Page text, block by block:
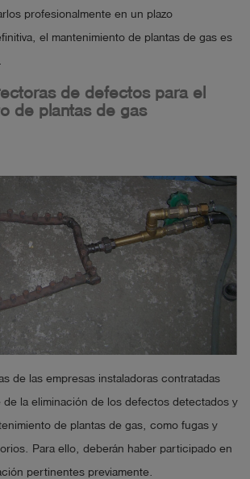
profesionalmente en un plazo
el mantenimiento de plantas de gas es
de defectos para el
de plantas de gas
de las empresas instaladoras contratadas
la eliminación de los defectos detectados y
de plantas de gas, como fugas y
Para ello, deberán haber participado en
pertinentes previamente.